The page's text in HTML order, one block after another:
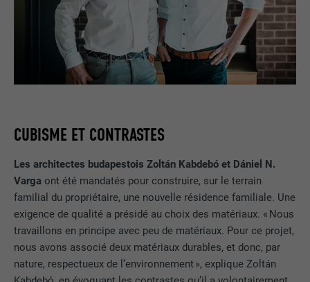
CUBISME ET CONTRASTES
Les architectes budapestois Zoltán Kabdebó et Dániel N.
Varga ont été mandatés pour construire, sur le terrain
familial du propriétaire, une nouvelle résidence familiale. Une
exigence de qualité a présidé au choix des matériaux. « Nous
travaillons en principe avec peu de matériaux. Pour ce projet,
nous avons associé deux matériaux durables, et donc, par
nature, respectueux de l’environnement », explique Zoltán